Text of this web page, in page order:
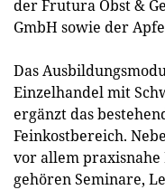
der Frutura Obst &
GmbH sowie der
Das
Einzelhandel mit
ergänzt das
Feinkostbereich.
vor allem
gehören Seminare,